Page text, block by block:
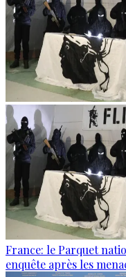
France: le Parquet
enquête après les